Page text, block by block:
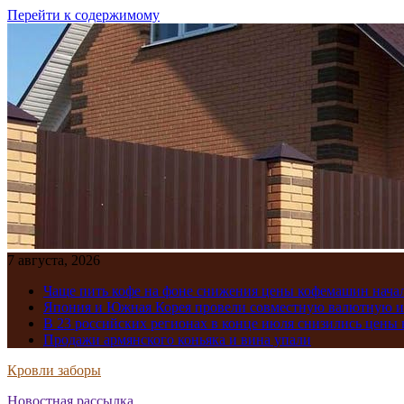
Перейти к содержимому
7 августа, 2026
Чаще пить кофе на фоне снижения цены кофемашин
Япония и Южная Корея провели совместную валютную
В 23 российских регионах в конце июля снизились цены
Продажи армянского коньяка и вина упали
Кровли заборы
Новостная рассылка